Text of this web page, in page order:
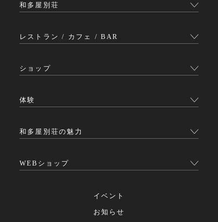
和多屋別荘
レストラン / カフェ / BAR
ショップ
体験
和多屋別荘の魅力
WEBショップ
イベント
お知らせ